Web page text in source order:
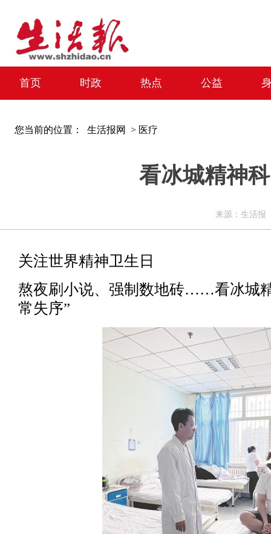
首页 时政 热点 公益
您当前的位置： 生活报网 > 医疗
看冰城精神
来源：生活
关注世界精神卫生日
熬夜刷小说、强制数地砖……看冰城
常失序”